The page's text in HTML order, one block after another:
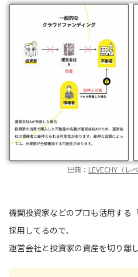
出典： LEVECHY（レ
機関投資家などのプロも活用する
採用してるので、
運営会社と投資家の資産を切り離